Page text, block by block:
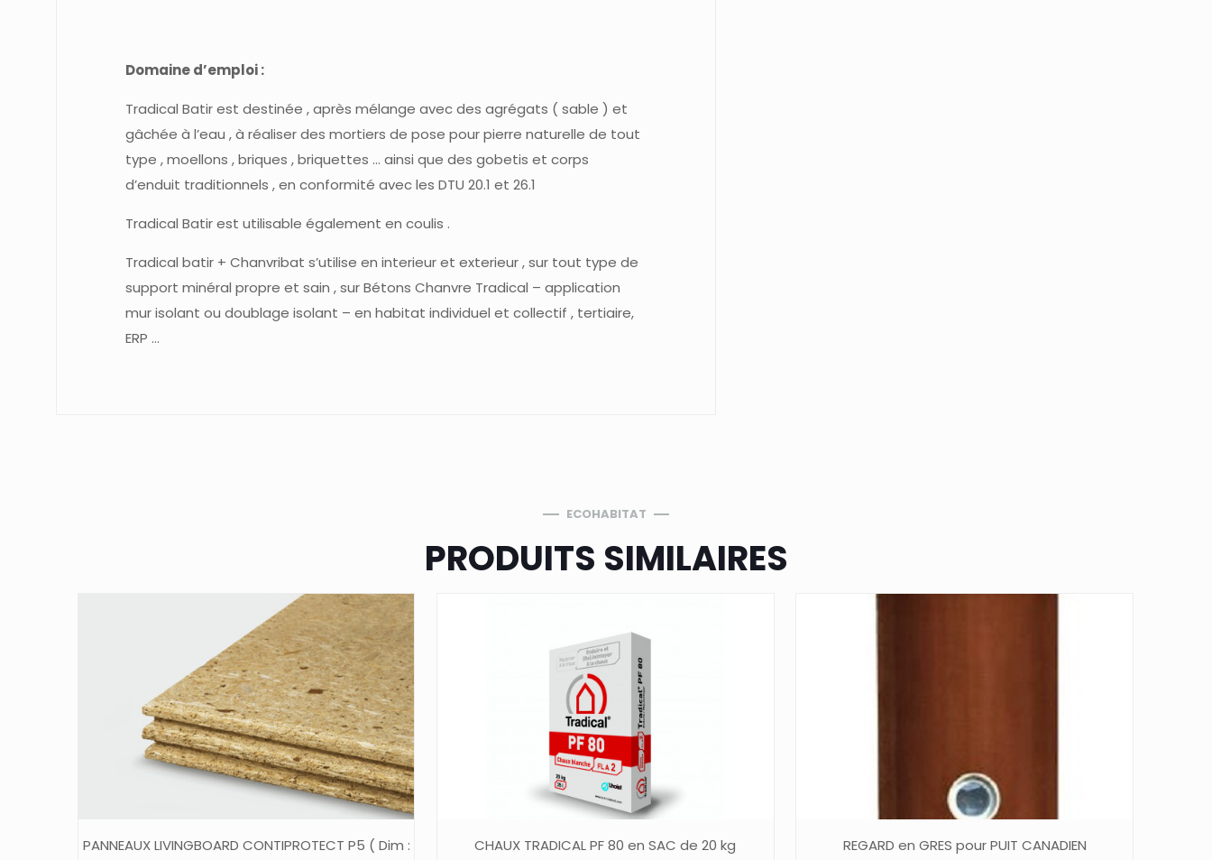
Domaine d’emploi :
Tradical Batir est destinée , après mélange avec des agrégats ( sable ) et
gâchée à l’eau , à réaliser des mortiers de pose pour pierre naturelle de tout
type , moellons , briques , briquettes … ainsi que des gobetis et corps
d’enduit traditionnels , en conformité avec les DTU 20.1 et 26.1
Tradical Batir est utilisable également en coulis .
Tradical batir + Chanvribat s’utilise en interieur et exterieur , sur tout type de
support minéral propre et sain , sur Bétons Chanvre Tradical – application
mur isolant ou doublage isolant – en habitat individuel et collectif , tertiaire,
ERP …
ECOHABITAT
PRODUITS SIMILAIRES
PANNEAUX LIVINGBOARD CONTIPROTECT P5 ( Dim :
CHAUX TRADICAL PF 80 en SAC de 20 kg REGARD en GRES pour PUIT CANADIEN